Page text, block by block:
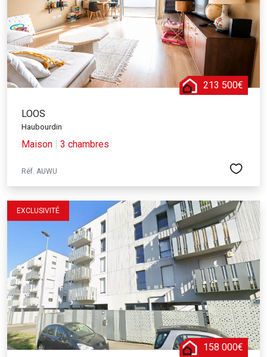
213 500€
LOOS
Haubourdin
Maison | 3 chambres
Réf. AUWU
EXCLUSIVITÉ
158 000€